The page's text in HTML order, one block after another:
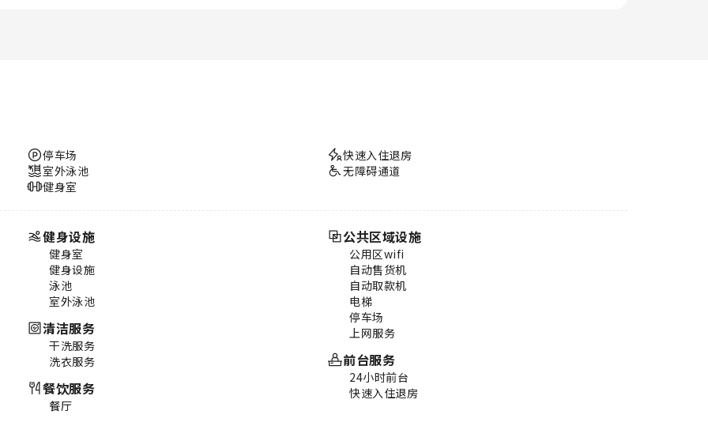
停车场
室外泳池
健身室
快速入住退房
无障碍通道
健身设施
健身室
健身设施
泳池
室外泳池
清洁服务
干洗服务
洗衣服务
餐饮服务
餐厅
公共区域设施
公用区wifi
自动售货机
自动取款机
电梯
停车场
上网服务
前台服务
24小时前台
快速入住退房